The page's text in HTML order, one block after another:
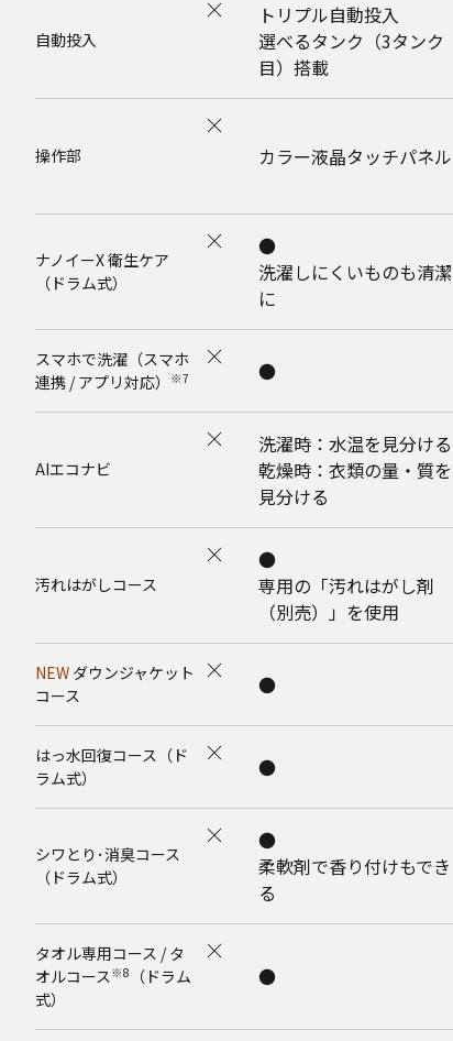
自動投入
トリプル自動投入
選べるタンク（3タンク
目）搭載
操作部 カラー液晶タッチパネル
ナノイーX 衛生ケア
（ドラム式）
●
洗濯しにくいものも清潔
に
スマホで洗濯（スマホ
連携 / アプリ対応）
※7 ●
AIエコナビ
洗濯時：水温を見分ける
乾燥時：衣類の量・質を
見分ける
汚れはがしコース
●
専用の「汚れはがし剤
（別売）」を使用
NEW ダウンジャケット
コース
●
はっ水回復コース（ド
ラム式）
●
シワとり･消臭コース
（ドラム式）
●
柔軟剤で香り付けもでき
る
タオル専用コース / タ
オルコース※8
（ドラム
式）
●